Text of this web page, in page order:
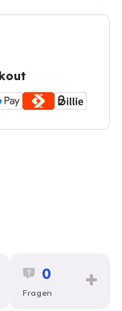
0
Fragen